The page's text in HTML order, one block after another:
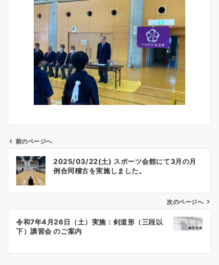
ン
前のページへ
2025/03/22(土) スポーツ会館にて3月の月
例合同稽古を実施しました。
次のページへ
令和7年4月26日（土）実施：剣道形（三段以
下）講習会 のご案内